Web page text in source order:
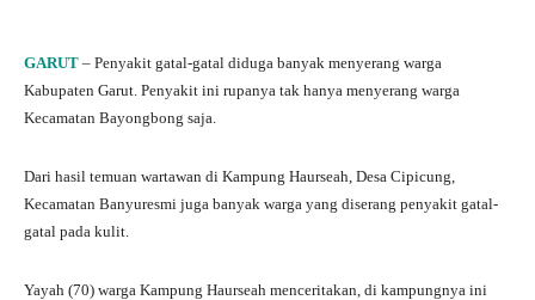
GARUT – Penyakit gatal-gatal diduga banyak menyerang warga
Kabupaten Garut. Penyakit ini rupanya tak hanya menyerang warga
Kecamatan Bayongbong saja.
Dari hasil temuan wartawan di Kampung Haurseah, Desa Cipicung,
Kecamatan Banyuresmi juga banyak warga yang diserang penyakit gatal-
gatal pada kulit.
Yayah (70) warga Kampung Haurseah menceritakan, di kampungnya ini